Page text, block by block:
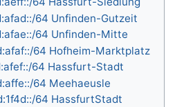
64 Unfinden-Gutzeit
64 Unfinden-Mitte
64 Hofheim-Marktplatz
64 Hassfurt-Stadt
64 Meehaeusle
64 HassfurtStadt